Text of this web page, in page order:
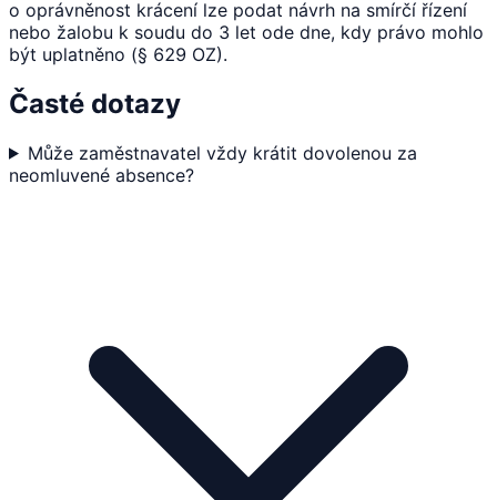
o oprávněnost krácení lze podat návrh na smírčí řízení
nebo žalobu k soudu do 3 let ode dne, kdy právo mohlo
být uplatněno (§ 629 OZ).
Časté dotazy
Může zaměstnavatel vždy krátit dovolenou za
neomluvené absence?